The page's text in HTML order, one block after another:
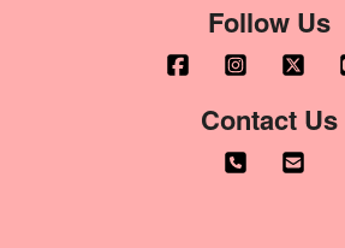
Follow Us
Contact Us